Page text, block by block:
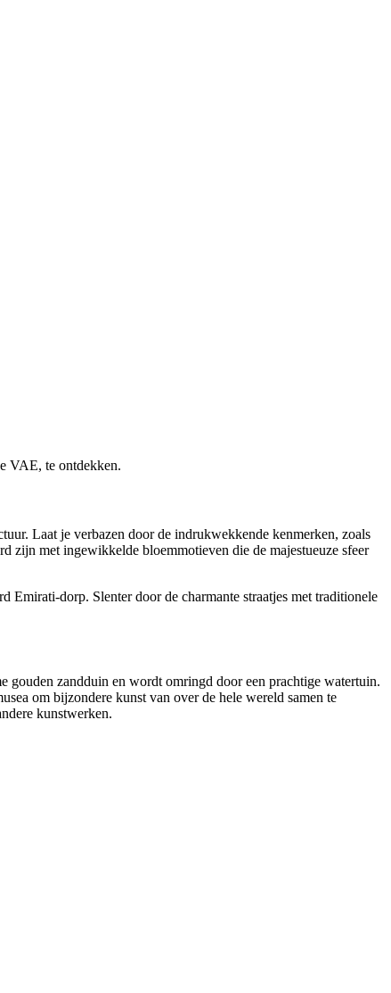
VAE, te ontdekken.
Laat je verbazen door de indrukwekkende kenmerken, zoals
zijn met ingewikkelde bloemmotieven die de majestueuze sfeer
Emirati-dorp. Slenter door de charmante straatjes met traditionele
zandduin en wordt omringd door een prachtige watertuin.
om bijzondere kunst van over de hele wereld samen te
kunstwerken.